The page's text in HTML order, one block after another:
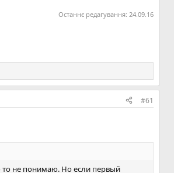
Останнє редагування: 24.09.16
#61
то не понимаю. Но если первый